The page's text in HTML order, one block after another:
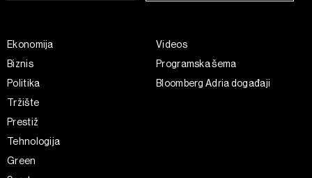
Ekonomija
Biznis
Politika
Tržište
Prestiž
Tehnologija
Green
Videos
Programska šema
Bloomberg Adria događaji